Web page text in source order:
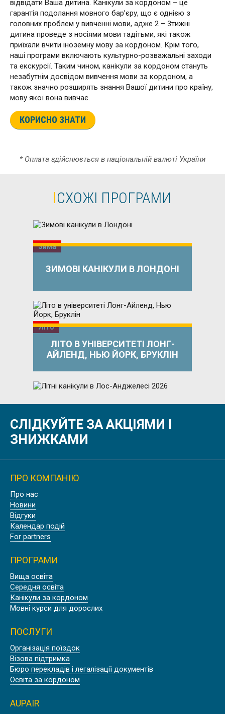
відвідати Ваша дитина. Канікули за кордоном – це
гарантія подолання мовного бар’єру, що є однією з
головних проблем у вивченні мови, адже 2 – 3тижні
дитина проведе з носіями мови тадітьми, які також
приїхали вчити іноземну мову за кордоном. Крім того,
наші програми включають культурно-розважальні заходи
та екскурсії. Таким чином, канікули за кордоном стануть
незабутнім досвідом вивчення мови за кордоном, а
також значно розширять знання Вашої дитини про країну,
мову якої вона вивчає.
КОРИСНО ЗНАТИ
* Оплата здійснюється в національній валюті України
СХОЖІ ПРОГРАМИ
Зима
ЗИМОВІ КАНІКУЛИ В ЛОНДОНІ
Літо
ЛІТО В УНІВЕРСИТЕТІ ЛОНГ-
АЙЛЕНД, НЬЮ ЙОРК, БРУКЛІН
ЛІТНІ КАНІКУЛИ В ЛОС-
АНДЖЕЛЕСІ 2026
ЛІТНІ КАНІКУЛИ В ОКСФОРДІ
Літо
АНГЛІЙСЬКІ КАНІКУЛИ В ЛОНДОНІ
СЛІДКУЙТЕ ЗА АКЦІЯМИ І
ЗНИЖКАМИ
ПРО КОМПАНІЮ
Про нас
Новини
Відгуки
Календар подій
For partners
ПРОГРАМИ
Вища освіта
Середня освіта
Канікули за кордоном
Мовні курси для дорослих
ПОСЛУГИ
Організація поїздок
Візова підтримка
Бюро перекладів і легалізації документів
Освіта за кордоном
AUPAIR